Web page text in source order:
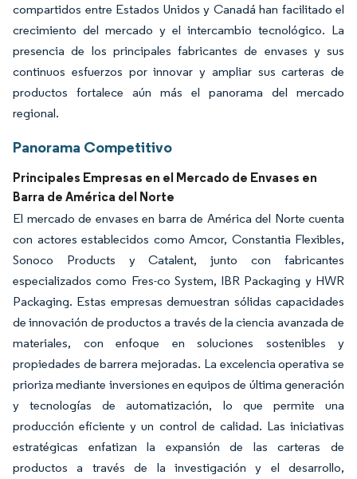
compartidos entre Estados Unidos y Canadá han facilitado el
crecimiento del mercado y el intercambio tecnológico. La
presencia de los principales fabricantes de envases y sus
continuos esfuerzos por innovar y ampliar sus carteras de
productos fortalece aún más el panorama del mercado
regional.
Panorama Competitivo
Principales Empresas en el Mercado de Envases en
Barra de América del Norte
El mercado de envases en barra de América del Norte cuenta
con actores establecidos como Amcor, Constantia Flexibles,
Sonoco Products y Catalent, junto con fabricantes
especializados como Fres-co System, IBR Packaging y HWR
Packaging. Estas empresas demuestran sólidas capacidades
de innovación de productos a través de la ciencia avanzada de
materiales, con enfoque en soluciones sostenibles y
propiedades de barrera mejoradas. La excelencia operativa se
prioriza mediante inversiones en equipos de última generación
y tecnologías de automatización, lo que permite una
producción eficiente y un control de calidad. Las iniciativas
estratégicas enfatizan la expansión de las carteras de
productos a través de la investigación y el desarrollo,